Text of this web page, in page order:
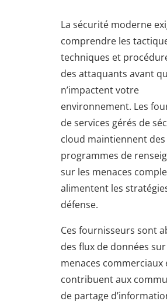
La sécurité moderne
comprendre les
techniques et
des attaquants avant
n’impactent votre
environnement. Les
de services gérés de
cloud maintiennent des
programmes de
sur les menaces
alimentent les
défense.
Ces fournisseurs sont
des flux de données
menaces commerciaux
contribuent aux
de partage